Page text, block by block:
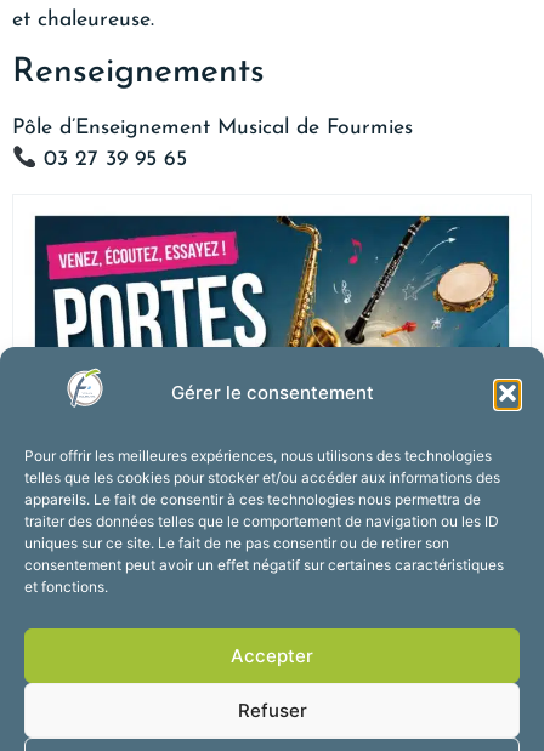
Gérer le consentement
Pour offrir les meilleures expériences, nous utilisons des technologies
telles que les cookies pour stocker et/ou accéder aux informations des
appareils. Le fait de consentir à ces technologies nous permettra de
traiter des données telles que le comportement de navigation ou les ID
uniques sur ce site. Le fait de ne pas consentir ou de retirer son
consentement peut avoir un effet négatif sur certaines caractéristiques
et fonctions.
Accepter
Refuser
et chaleureuse.
Renseignements
Pôle d’Enseignement Musical de Fourmies
03 27 39 95 65